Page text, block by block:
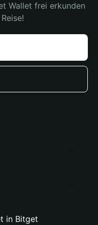
Wallet frei erkunden
in Bitget